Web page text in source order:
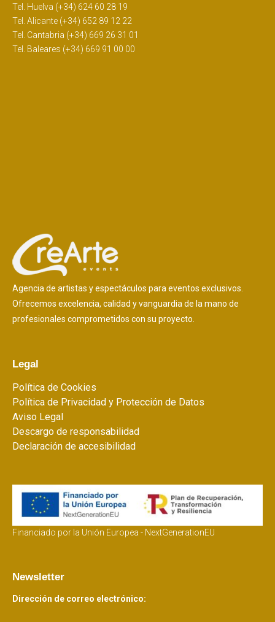
Tel. Huelva (+34) 624 60 28 19
Tel. Alicante (+34) 652 89 12 22
Tel. Cantabria (+34) 669 26 31 01
Tel. Baleares (+34) 669 91 00 00
Agencia de artistas y espectáculos para eventos exclusivos.
Ofrecemos excelencia, calidad y vanguardia de la mano de
profesionales comprometidos con su proyecto.
Legal
Política de Cookies
Política de Privacidad y Protección de Datos
Aviso Legal
Descargo de responsabilidad
Declaración de accesibilidad
Financiado por la Unión Europea - NextGenerationEU
Newsletter
Dirección de correo electrónico: